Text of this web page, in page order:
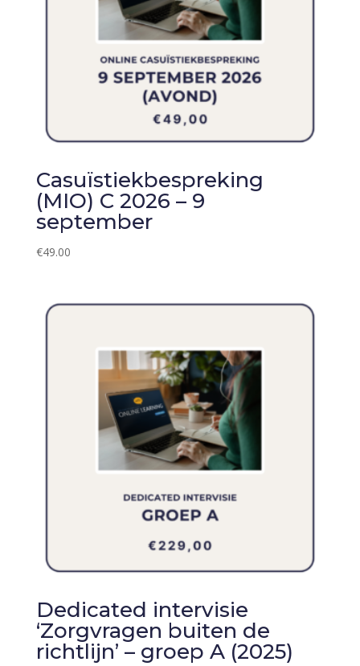
Casuïstiekbespreking
(MIO) C 2026 – 9
september
€49.00
Dedicated intervisie
‘Zorgvragen buiten de
richtlijn’ – groep A (2025)